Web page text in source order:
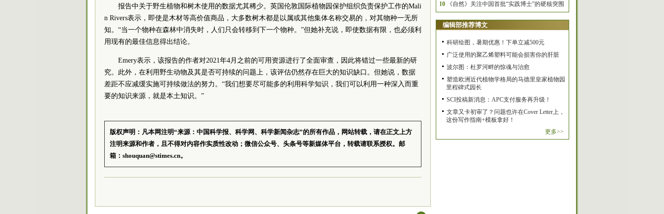
报告中关于野生植物和树木使用的数据尤其稀少。英国伦敦国际植物园保护组织负责保护工作的Mali
n Rivers表示，即使是木材等高价值商品，大多数树木都是以属或其他集体名称交易的，对其物种一无所
知。“当一个物种在森林中消失时，人们只会转移到下一个物种。”但她补充说，即使数据有限，也必须利
用现有的最佳信息得出结论。
Emery表示，该报告的作者对2021年4月之前的可用资源进行了全面审查，因此将错过一些最新的研
究。此外，在利用野生动物及其是否可持续的问题上，该评估仍然存在巨大的知识缺口。但她说，数据
差距不应减缓实施可持续做法的努力。“我们想要尽可能多的利用科学知识，我们可以利用一种深入而重
要的知识来源，就是本土知识。”
版权声明：凡本网注明“来源：中国科学报、科学网、科学新闻杂志”的所有作品，网站转载，请在正文上方
注明来源和作者，且不得对内容作实质性改动；微信公众号、头条号等新媒体平台，转载请联系授权。邮
箱：shouquan@stimes.cn。
10
《自然》关注中国首批“实践博士”的硬核突围
编辑部推荐博文
科研绘图，暑期优惠！下单立减500元
广泛使用的聚乙烯塑料可能会损害你的肝脏
波尔图：杜罗河畔的惊魂与治愈
塑造欧洲近代植物学格局的马德里皇家植物园
里程碑式园长
SCI投稿新消息：APC支付服务再升级！
文章又卡初审了？问题也许在Cover Letter上，
这份写作指南+模板拿好！
更多>>